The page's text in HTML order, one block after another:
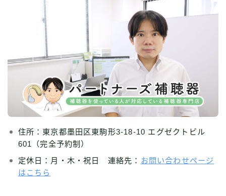
住所：東京都墨田区東駒形3-18-10 エグゼクトビル
601（完全予約制）
定休日：月・木・祝日 連絡先： お問い合わせページ
はこちら